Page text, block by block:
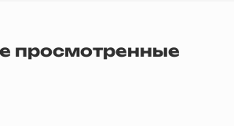
просмотренные